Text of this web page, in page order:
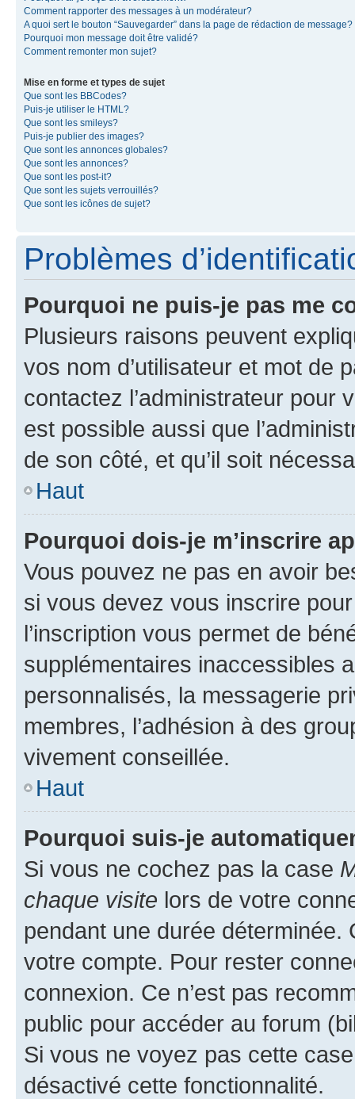
Comment rapporter des messages à un modérateur?
A quoi sert le bouton “Sauvegarder” dans la page de rédaction de message?
Pourquoi mon message doit être validé?
Comment remonter mon sujet?
Mise en forme et types de sujet
Que sont les BBCodes?
Puis-je utiliser le HTML?
Que sont les smileys?
Puis-je publier des images?
Que sont les annonces globales?
Que sont les annonces?
Que sont les post-it?
Que sont les sujets verrouillés?
Que sont les icônes de sujet?
Problèmes
Pourquoi ne puis-je pas me
Plusieurs raisons peuvent
vos nom d’utilisateur et mot de
contactez l’administrateur pour
est possible aussi que
de son côté, et qu’il soit
Haut
Pourquoi dois-je m’inscrire
Vous pouvez ne pas en avoir
si vous devez vous inscrire
l’inscription vous permet de
supplémentaires inaccessibles
personnalisés, la messagerie
membres, l’adhésion à des
vivement conseillée.
Haut
Pourquoi suis-je
Si vous ne cochez pas la case
chaque visite lors de votre
pendant une durée déterminée.
votre compte. Pour rester
connexion. Ce n’est pas
public pour accéder au forum
Si vous ne voyez pas cette
désactivé cette fonctionnalité.